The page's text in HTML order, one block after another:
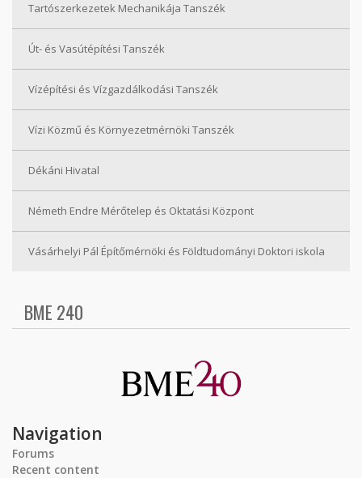
Tartószerkezetek Mechanikája Tanszék
Út- és Vasútépítési Tanszék
Vízépítési és Vízgazdálkodási Tanszék
Vízi Közmű és Környezetmérnöki Tanszék
Dékáni Hivatal
Németh Endre Mérőtelep és Oktatási Központ
Vásárhelyi Pál Építőmérnöki és Földtudományi Doktori iskola
BME 240
Navigation
Forums
Recent content